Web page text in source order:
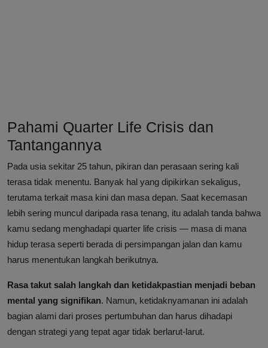
Pahami Quarter Life Crisis dan
Tantangannya
Pada usia sekitar 25 tahun, pikiran dan perasaan sering kali
terasa tidak menentu. Banyak hal yang dipikirkan sekaligus,
terutama terkait masa kini dan masa depan. Saat kecemasan
lebih sering muncul daripada rasa tenang, itu adalah tanda bahwa
kamu sedang menghadapi quarter life crisis — masa di mana
hidup terasa seperti berada di persimpangan jalan dan kamu
harus menentukan langkah berikutnya.
Rasa takut salah langkah dan ketidakpastian menjadi beban
mental yang signifikan. Namun, ketidaknyamanan ini adalah
bagian alami dari proses pertumbuhan dan harus dihadapi
dengan strategi yang tepat agar tidak berlarut-larut.